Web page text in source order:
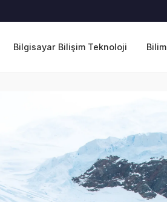
Bilgisayar Bilişim Teknoloji Bilim